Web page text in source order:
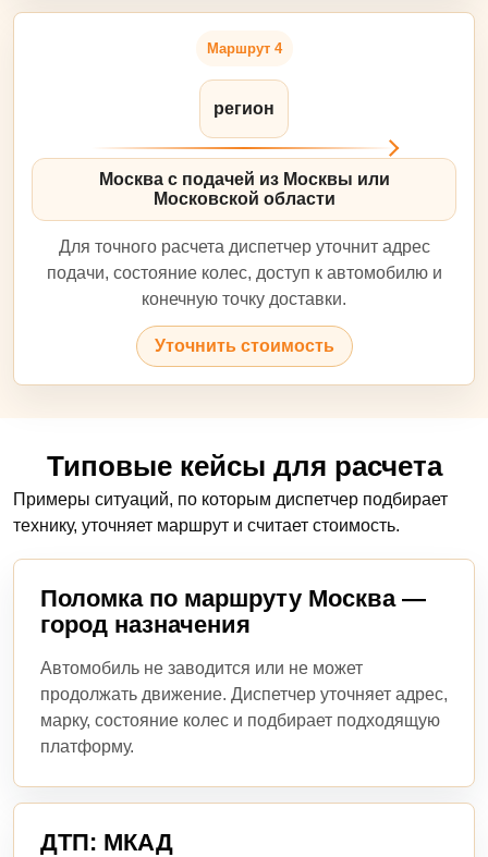
Маршрут 4
регион
Москва с подачей из Москвы или
Московской области
Для точного расчета диспетчер уточнит адрес
подачи, состояние колес, доступ к автомобилю и
конечную точку доставки.
Уточнить стоимость
Типовые кейсы для расчета
Примеры ситуаций, по которым диспетчер подбирает
технику, уточняет маршрут и считает стоимость.
Поломка по маршруту Москва —
город назначения
Автомобиль не заводится или не может
продолжать движение. Диспетчер уточняет адрес,
марку, состояние колес и подбирает подходящую
платформу.
ДТП: МКАД